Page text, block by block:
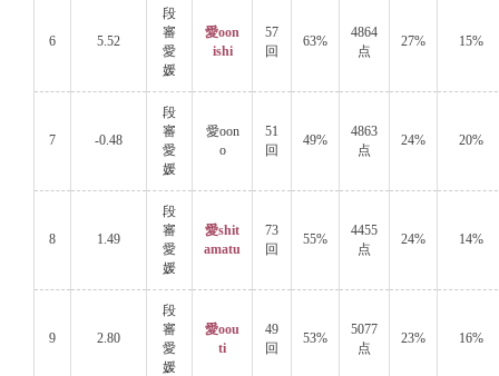
6 5.52
段
審
愛
媛
愛oon
ishi
57
回
63%
4864
点
27% 15%
7 -0.48
段
審
愛
媛
愛oon
o
51
回
49%
4863
点
24% 20%
8 1.49
段
審
愛
媛
愛shit
amatu
73
回
55%
4455
点
24% 14%
9 2.80
段
審
愛
媛
愛oou
ti
49
回
53%
5077
点
23% 16%